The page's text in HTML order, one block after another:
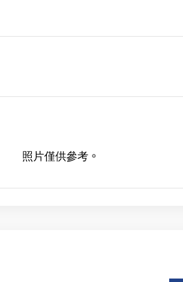
照片僅供參考。